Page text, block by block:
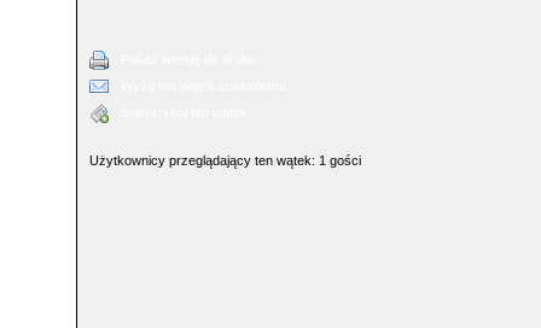
Użytkownicy przeglądający ten wątek: 1 gości